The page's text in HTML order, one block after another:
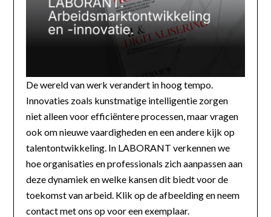
De wereld van werk verandert in hoog tempo.
Innovaties zoals kunstmatige intelligentie zorgen
niet alleen voor efficiëntere processen, maar vragen
ook om nieuwe vaardigheden en een andere kijk op
talentontwikkeling. In LABORANT verkennen we
hoe organisaties en professionals zich aanpassen aan
deze dynamiek en welke kansen dit biedt voor de
toekomst van arbeid. Klik op de afbeelding en neem
contact met ons op voor een exemplaar.